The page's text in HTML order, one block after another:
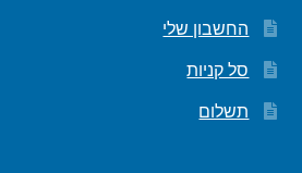
החשבון שלי
סל קניות
תשלום